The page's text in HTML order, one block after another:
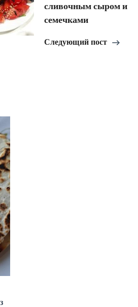
сливочным сыром и
семечками
Следующий пост